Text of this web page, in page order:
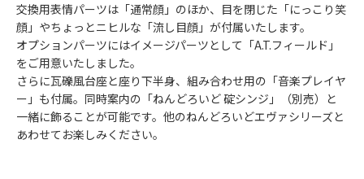
交換用表情パーツは「通常顔」のほか、目を閉じた「にっこり笑
顔」やちょっとニヒルな「流し目顔」が付属いたします。
オプションパーツにはイメージパーツとして「A.T.フィールド」
をご用意いたしました。
さらに瓦礫風台座と座り下半身、組み合わせ用の「音楽プレイヤ
ー」も付属。同時案内の「ねんどろいど 碇シンジ」（別売）と
一緒に飾ることが可能です。他のねんどろいどエヴァシリーズと
あわせてお楽しみください。